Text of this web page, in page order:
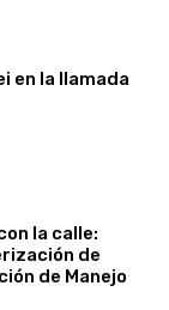
en la llamada
la calle:
de
de Manejo